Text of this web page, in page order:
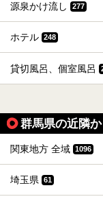
源泉かけ流し 277
ホテル 248
貸切風呂、個室風呂
群馬県の近隣
関東地方 全域 1096
埼玉県 61